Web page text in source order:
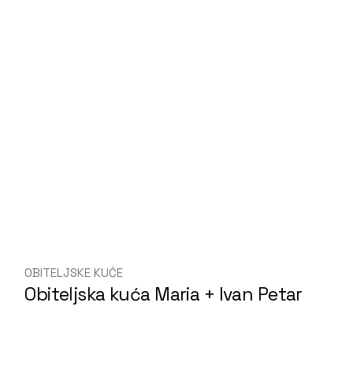
OBITELJSKE KUĆE
Obiteljska kuća Maria + Ivan Petar